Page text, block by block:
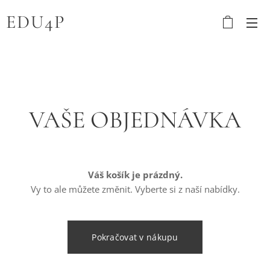
EDU4P
VAŠE OBJEDNÁVKA
Váš košík je prázdný.
Vy to ale můžete změnit. Vyberte si z naší nabídky.
Pokračovat v nákupu